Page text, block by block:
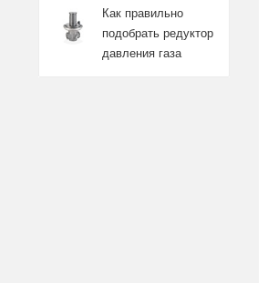
Как правильно
подобрать редуктор
давления газа